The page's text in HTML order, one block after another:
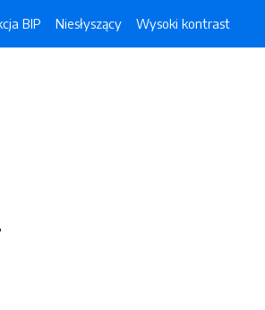
BIP Niesłyszący Wysoki kontrast